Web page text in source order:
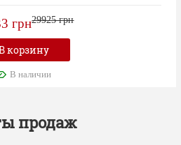
грн29925 грн
корзину
В наличии
продаж